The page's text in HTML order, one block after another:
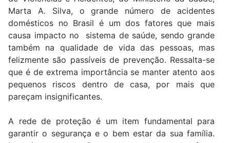
Marta A. Silva, o grande número de acidentes
domésticos no Brasil é um dos fatores que mais
causa impacto no sistema de saúde, sendo grande
também na qualidade de vida das pessoas, mas
felizmente são passíveis de prevenção. Ressalta-se
que é de extrema importância se manter atento aos
pequenos riscos dentro de casa, por mais que
pareçam insignificantes.
A rede de proteção é um item fundamental para
garantir o segurança e o bem estar da sua família.